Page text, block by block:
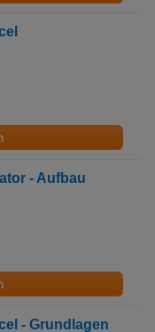
- Aufbau
- Grundlagen